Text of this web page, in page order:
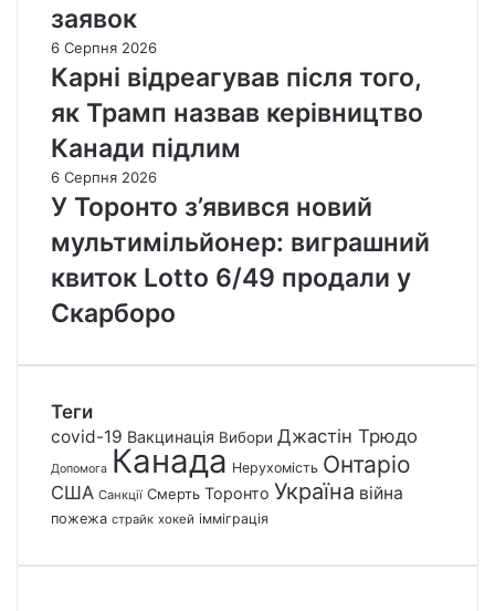
заявок
6 Серпня 2026
Карні відреагував після того,
як Трамп назвав керівництво
Канади підлим
6 Серпня 2026
У Торонто з’явився новий
мультимільйонер: виграшний
квиток Lotto 6/49 продали у
Скарборо
Теги
covid-19 Вакцинація Вибори Джастін Трюдо
Допомога Канада Нерухомість Онтаріо
США Санкції Смерть Торонто Україна війна
пожежа страйк хокей імміграція